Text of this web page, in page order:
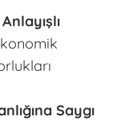
Saygı